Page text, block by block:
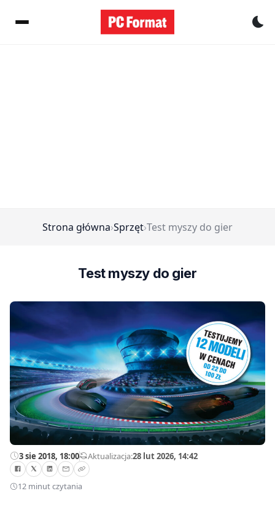
Strona główna›Sprzęt›Test myszy do gier
Test myszy do gier
3 sie 2018, 18:00—Aktualizacja:28 lut 2026, 14:42
12 minut czytania